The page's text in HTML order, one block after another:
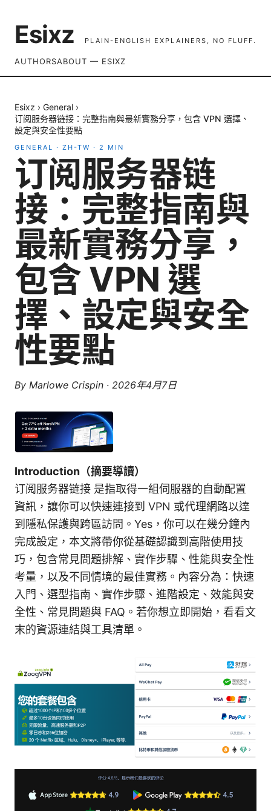
Esixz PLAIN-ENGLISH EXPLAINERS, NO FLUFF.
AUTHORSABOUT — ESIXZ
Esixz › General ›
订阅服务器链接：完整指南與最新實務分享，包含 VPN 選擇、
設定與安全性要點
GENERAL · ZH-TW · 2 MIN
订阅服务器链
接：完整指南與
最新實務分享，
包含 VPN 選
擇、設定與安全
性要點
By Marlowe Crispin · 2026年4月7日
Introduction（摘要導讀）
订阅服务器链接 是指取得一組伺服器的自動配置
資訊，讓你可以快速連接到 VPN 或代理網路以達
到隱私保護與跨區訪問。Yes，你可以在幾分鐘內
完成設定，本文將帶你從基礎認識到高階使用技
巧，包含常見問題排解、實作步驟、性能與安全性
考量，以及不同情境的最佳實務。內容分為：快速
入門、選型指南、實作步驟、進階設定、效能與安
全性、常見問題與 FAQ。若你想立即開始，看看文
末的資源連結與工具清單。